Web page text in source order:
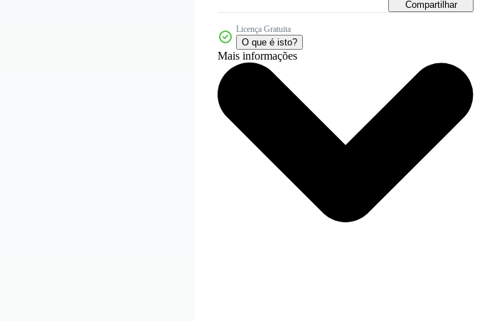
Compartilhar
Licença Gratuita
O que é isto?
Mais informações